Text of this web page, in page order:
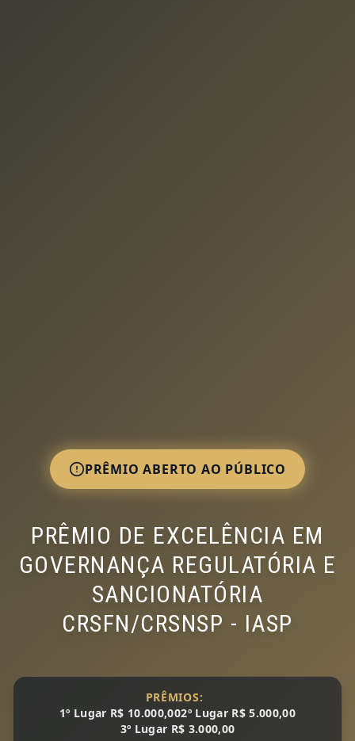
PRÊMIO ABERTO AO PÚBLICO
PRÊMIO DE EXCELÊNCIA EM
GOVERNANÇA REGULATÓRIA E
SANCIONATÓRIA
CRSFN/CRSNSP - IASP
PRÊMIOS:
1º Lugar R$ 10.000,002º Lugar R$ 5.000,00
3º Lugar R$ 3.000,00